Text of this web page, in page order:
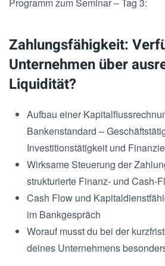
Programm zum Seminar – Tag 3:
Zahlungsfähigkeit:
Unternehmen über
Liquidität?
Aufbau einer
Bankenstandard –
Investitionstätigkeit und
Wirksame Steuerung der
strukturierte Finanz- und Cash-
Cash Flow und
im Bankgespräch
Worauf musst du bei der
deines Unternehmens